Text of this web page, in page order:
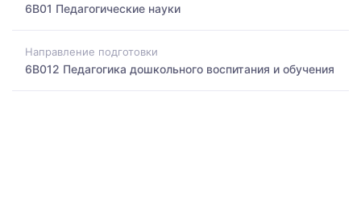
6B01 Педагогические науки
Направление подготовки
6B012 Педагогика дошкольного воспитания и обучения